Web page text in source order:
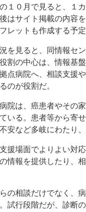
１０月で見ると、１
はサイト掲載の内容
レットも作成する予定
を見ると、同情報セ
割の中心は、情報基
点病院へ、相談支援
のが役割だ。
院は、癌患者やその
いる。患者等から寄
安など多岐にわたり
援場面でよりよい対
情報を提供したり、
の相談だけでなく、
試行段階だが、診断